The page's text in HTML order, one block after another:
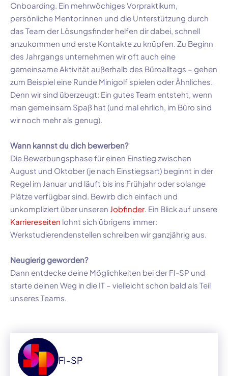
Onboarding. Ein mehrwöchiges Vorpraktikum,
persönliche Mentor:innen und die Unterstützung durch
das Team der Lösungsfinder helfen dir dabei, schnell
anzukommen und erste Kontakte zu knüpfen. Zu Beginn
des Jahrgangs unternehmen wir oft auch eine
gemeinsame Aktivität außerhalb des Büroalltags – gehen
zum Beispiel eine Runde Minigolf spielen oder Ähnliches.
Denn wir sind überzeugt: Ein gutes Team entsteht, wenn
man gemeinsam Spaß hat (und mal ehrlich, im Büro sind
wir noch mehr als genug).
Wann kannst du dich bewerben?
Die Bewerbungsphase für einen Einstieg zwischen
August und Oktober (je nach Einstiegsart) beginnt in der
Regel im Januar und läuft bis ins Frühjahr oder solange
Plätze verfügbar sind. Bewirb dich einfach und
unkompliziert über unseren Jobfinder. Ein Blick auf unsere
Karriereseiten lohnt sich übrigens immer:
Werkstudierendenstellen schreiben wir ganzjährig aus.
Neugierig geworden?
Dann entdecke deine Möglichkeiten bei der FI-SP und
starte deinen Weg in die IT – vielleicht schon bald als Teil
unseres Teams.
FI-SP